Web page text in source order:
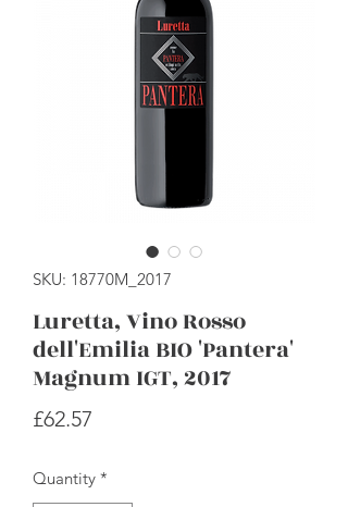
SKU: 18770M_2017
Luretta, Vino Rosso
dell'Emilia BIO 'Pantera'
Magnum IGT, 2017
£62.57
Quantity *